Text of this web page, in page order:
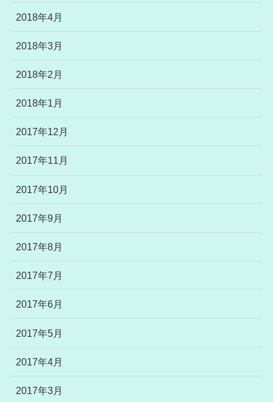
2018年4月
2018年3月
2018年2月
2018年1月
2017年12月
2017年11月
2017年10月
2017年9月
2017年8月
2017年7月
2017年6月
2017年5月
2017年4月
2017年3月